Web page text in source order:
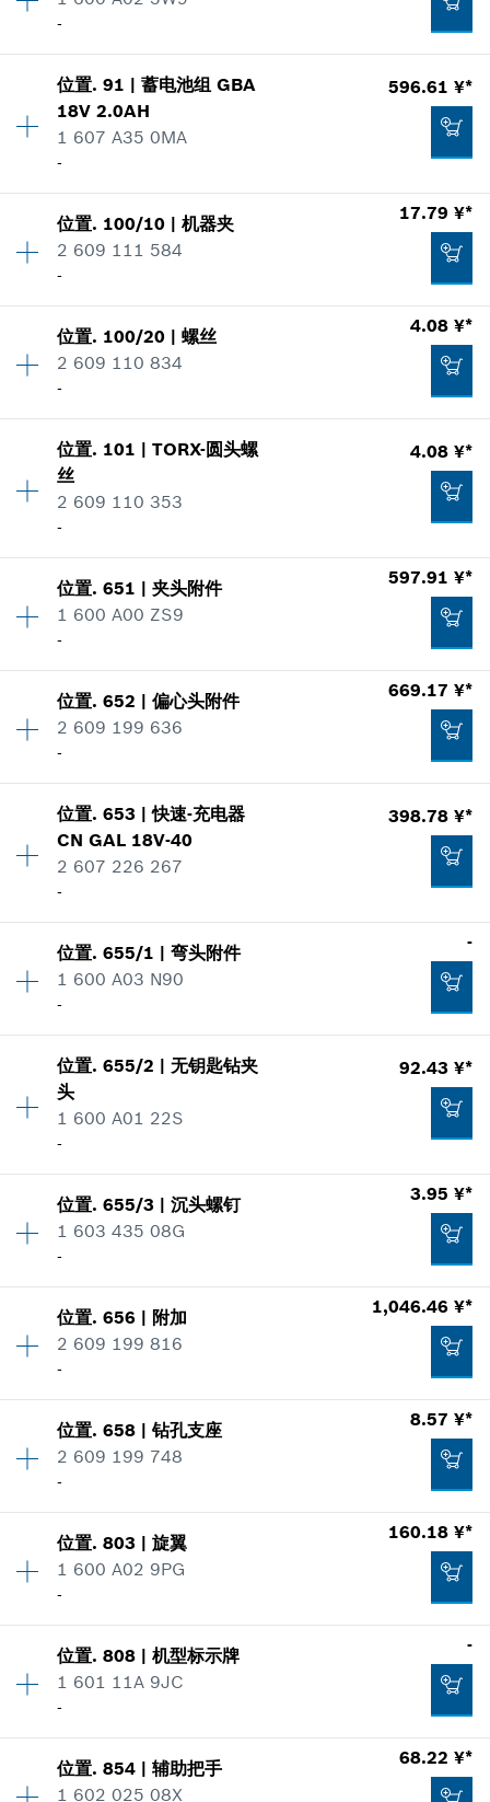
*显示的价格包含增值税
384.05 ¥*
加入购物车
使用证明
显示在插图
2.85 ¥*
-
数量 1
价格类组:00
零件信息
显示在插图
2.25 ¥*
加入购物车
位置.91 |蓄电池组 GBA
18V 2.0AH
1 607 A35 0MA
-
596.61 ¥*
价格类组:00
596.61 ¥*
*
位置. 100/10 |机器夹
2 609 111 584
-
17.79 ¥*
数量 1
价格类组: 00
使用证明
显示在插图
17.79 ¥*
加入购物车
位置. 100/20 |螺丝
2 609 110 834
-
4.08 ¥*
数量 1
价格类组
零件信息
显示在插图
4.08 ¥*
加入购物车
位置. 101 |TORX-圆头螺
丝
2 609 110 353
-
4.08 ¥*
数量 10
价格类组: 00
使用证明
显示在插图
4.08 ¥*
加入购物车
位置.651 |夹头附件
1 600 A00 ZS9
-
597.91 ¥*
价格类组 :00
显示在插图
597.91 ¥*
*显示的价格包含增值税
位置.652 |偏心头附件
2 609 199 636
-
669.17 ¥*
数量 1
价格类组:00
零件信息
显示在插图
669.17 ¥*
*
位置.653 |快速-充电器
CN GAL 18V-40
2 607 226 267
-
398.78 ¥*
价格类组:00
显示在插图
398.78 ¥*
*显示的价格包含增值税
位置.655/1 |弯头附件
1 600 A03 N90
-
-
价格类组:-
零件信息
-
位置.655/2 |无钥匙钻夹
头
1 600 A01 22S
-
92.43 ¥*
数量 1
价格类组: 00
使用证明
显示在插图
92.43 ¥*
位置.655/3 |沉头螺钉
1 603 435 08G
-
3.95 ¥*
数量 1
价格类组: 00
使用证明
显示在插图
3.95 ¥*
加入购物车
位置.656 | 附加
2 609 199 816
-
1,046.46 ¥*
价格类组:00
显示在插图
1,046.46 ¥*
*显示的价格包含增值税
位置.658 |钻孔支座
2 609 199 748
-
8.57 ¥*
数量 1
价格类组: 00
使用证明
显示在插图
位置.803 |旋翼
1 600 A02 9PG
-
160.18 ¥*
价格类组:00
显示在插图
位置.808 |机型标示牌
1 601 11A 9JC
-
-
价格类组:-
位置.854 |辅助把手
1 602 025 08X
68.22 ¥*